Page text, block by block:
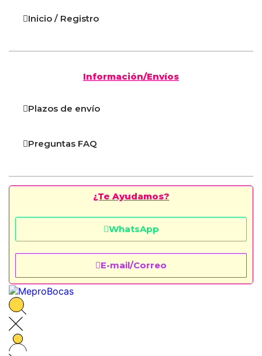
Inicio / Registro
Información/Envíos
Plazos de envío
Preguntas FAQ
¿Te Ayudamos?
WhatsApp
E-mail/Correo